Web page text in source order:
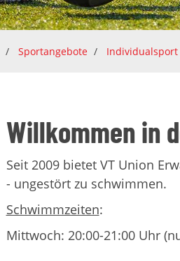
Sportangebote Individualsport
Willkommen in
Seit 2009 bietet VT Union
- ungestört zu schwimmen.
Schwimmzeiten:
Mittwoch: 20:00-21:00 Uhr